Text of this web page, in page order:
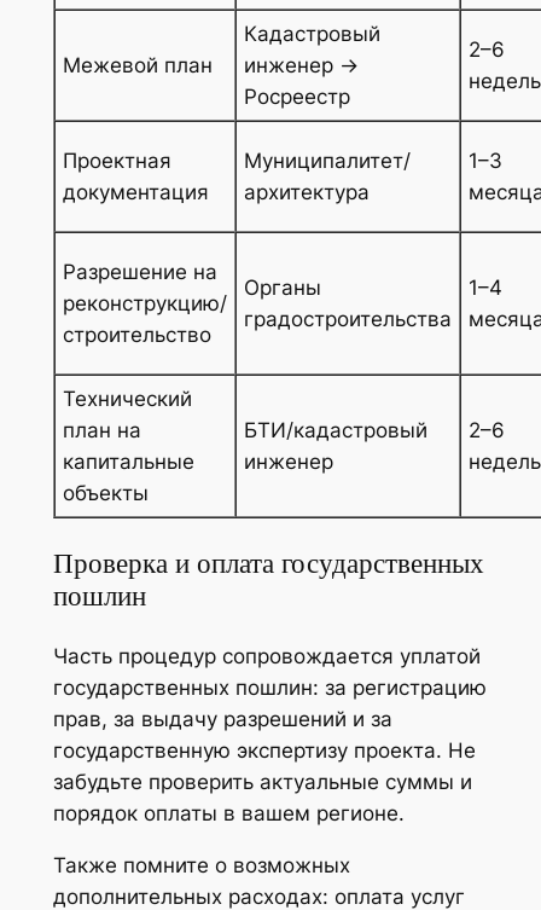
Межевой план
Кадастровый
инженер →
Росреестр
2–6
недель
Проектная
документация
Муниципалитет/
архитектура
1–3
Разрешение на
реконструкцию/
строительство
Органы
градостроительства
1–4
Технический
план на
капитальные
объекты
БТИ/кадастровый
инженер
2–6
недель
Проверка и оплата государственных
пошлин
Часть процедур сопровождается уплатой
государственных пошлин: за регистрацию
прав, за выдачу разрешений и за
государственную экспертизу проекта. Не
забудьте проверить актуальные суммы и
порядок оплаты в вашем регионе.
Также помните о возможных
дополнительных расходах: оплата услуг